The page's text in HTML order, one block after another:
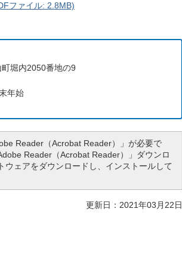
ファイル: 2.8MB)
堀内2050番地の9
年始
Reader（Acrobat Reader）」が必要で
Reader（Acrobat Reader）」ダウンロ
ウェアをダウンロードし、インストールして
更新日：2021年03月22日